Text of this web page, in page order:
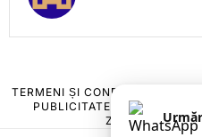
TERMENI ȘI CONDIȚII
PUBLICITATE ONLINE &
ZIARUL